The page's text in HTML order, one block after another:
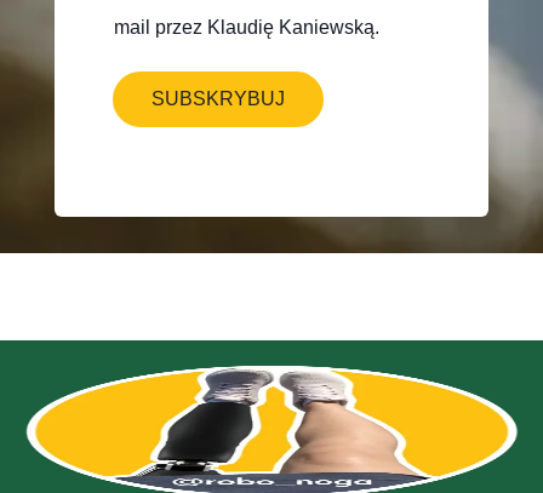
mail przez Klaudię Kaniewską.
SUBSKRYBUJ